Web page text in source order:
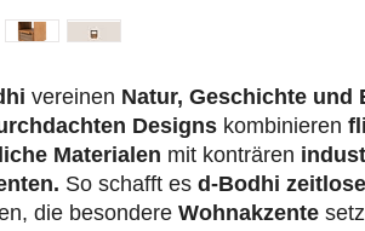
vereinen Natur, Geschichte und
Designs kombinieren
Materialen mit konträren
So schafft es d-Bodhi
die besondere Wohnakzente